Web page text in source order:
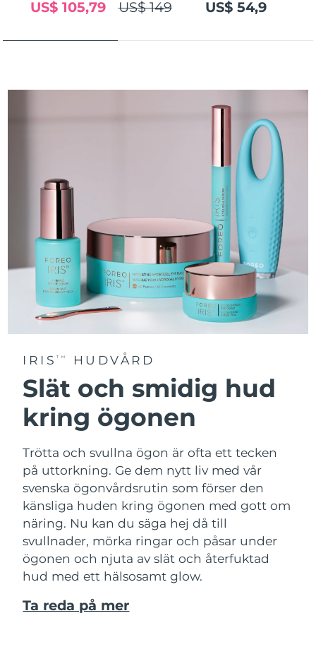
US$ 149
US$ 105,79 US$ 54,9
IRISTM HUDVÅRD
Slät och smidig hud
kring ögonen
Trötta och svullna ögon är ofta ett tecken
på uttorkning. Ge dem nytt liv med vår
svenska ögonvårdsrutin som förser den
känsliga huden kring ögonen med gott om
näring. Nu kan du säga hej då till
svullnader, mörka ringar och påsar under
ögonen och njuta av slät och återfuktad
hud med ett hälsosamt glow.
Ta reda på mer